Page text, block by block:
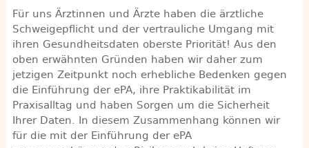
Für uns Ärztinnen und Ärzte haben die ärztliche
Schweigepflicht und der vertrauliche Umgang mit
ihren Gesundheitsdaten oberste Priorität! Aus den
oben erwähnten Gründen haben wir daher zum
jetzigen Zeitpunkt noch erhebliche Bedenken gegen
die Einführung der ePA, ihre Praktikabilität im
Praxisalltag und haben Sorgen um die Sicherheit
Ihrer Daten. In diesem Zusammenhang können wir
für die mit der Einführung der ePA